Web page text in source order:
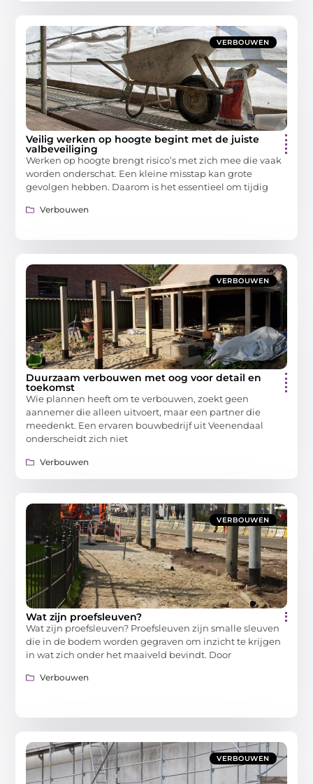
VERBOUWEN
Veilig werken op hoogte begint met de juiste
valbeveiliging
Werken op hoogte brengt risico’s met zich mee die vaak
worden onderschat. Een kleine misstap kan grote
gevolgen hebben. Daarom is het essentieel om tijdig
Verbouwen
VERBOUWEN
Duurzaam verbouwen met oog voor detail en
toekomst
Wie plannen heeft om te verbouwen, zoekt geen
aannemer die alleen uitvoert, maar een partner die
meedenkt. Een ervaren bouwbedrijf uit Veenendaal
onderscheidt zich niet
Verbouwen
VERBOUWEN
Wat zijn proefsleuven?
Wat zijn proefsleuven? Proefsleuven zijn smalle sleuven
die in de bodem worden gegraven om inzicht te krijgen
in wat zich onder het maaiveld bevindt. Door
Verbouwen
VERBOUWEN